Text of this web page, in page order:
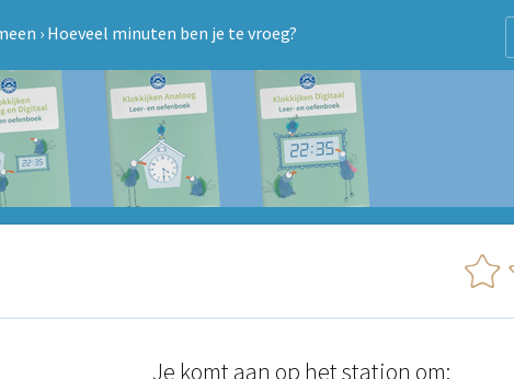
› Hoeveel minuten ben je te vroeg?
Je komt aan op het station om: